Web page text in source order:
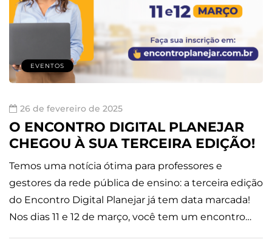
EVENTOS
26 de fevereiro de 2025
O ENCONTRO DIGITAL PLANEJAR
CHEGOU À SUA TERCEIRA EDIÇÃO!
Temos uma notícia ótima para professores e
gestores da rede pública de ensino: a terceira edição
do Encontro Digital Planejar já tem data marcada!
Nos dias 11 e 12 de março, você tem um encontro…